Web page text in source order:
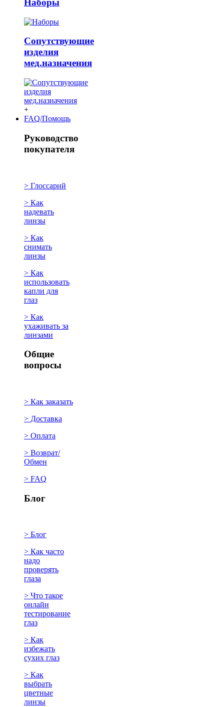
Наборы
Сопутствующие
изделия
мед.назначения
+
FAQ/Помощь
Руководство
покупателя
> Глоссарий
> Как
надевать
линзы
> Как
снимать
линзы
> Как
использовать
капли для
глаз
> Как
ухаживать за
линзами
Общие
вопросы
> Как заказать
> Доставка
> Оплата
> Возврат/
Обмен
> FAQ
Блог
> Блог
> Как часто
надо
проверять
глаза
> Что такое
онлайн
тестирование
глаз
> Как
избежать
сухих глаз
> Как
выбрать
цветные
линзы